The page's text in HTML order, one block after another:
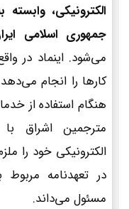
الکترونیکی،
جمهوری اسلامی
می‌شود. اینماد در
کارها را انجام
هنگام استفاده از
مترجمین اشراق با
الکترونیکی خود را
در تعهدنامه
مسئول می‌داند.